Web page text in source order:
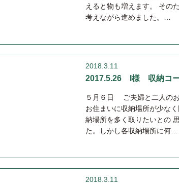
えると物も増えます。 その
考えながら進めました。…
2018.3.11
2017.5.26 I様 収納コー
５月６日 ご夫婦と二人の
お住まいに収納場所が少な
納場所を多く取りたいとの
た。しかし各収納場所に何…
2018.3.11